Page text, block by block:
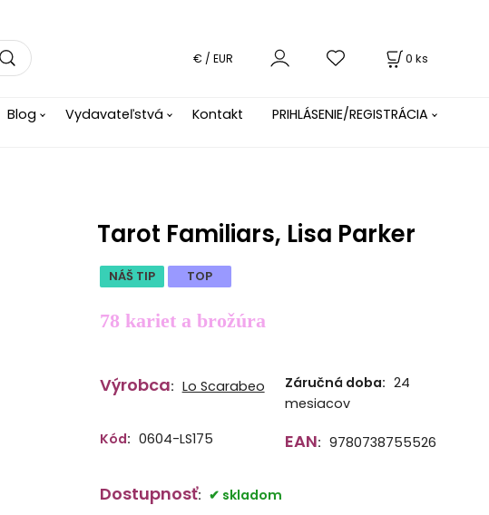
0 ks
€ / EUR
Blog Vydavateľstvá Kontakt PRIHLÁSENIE/REGISTRÁCIA
Tarot Familiars, Lisa Parker
NÁŠ TIP TOP
78 kariet a brožúra
Výrobca: Lo Scarabeo Záručná doba: 24
mesiacov
Kód: 0604-LS175 EAN: 9780738755526
Dostupnosť: skladom